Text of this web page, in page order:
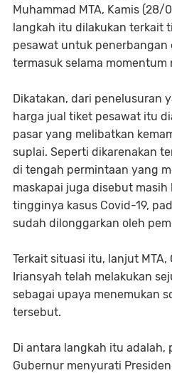
Muhammad MTA, Kamis
langkah itu dilakukan terkait
pesawat untuk penerbangan
termasuk selama momentum
Dikatakan, dari penelusuran
harga jual tiket pesawat itu
pasar yang melibatkan
suplai. Seperti dikarenakan
di tengah permintaan yang
maskapai juga disebut
tingginya kasus Covid-19,
sudah dilonggarkan oleh
Terkait situasi itu, lanjut MTA,
Iriansyah telah melakukan
sebagai upaya menemukan
tersebut.
Di antara langkah itu adalah,
Gubernur menyurati